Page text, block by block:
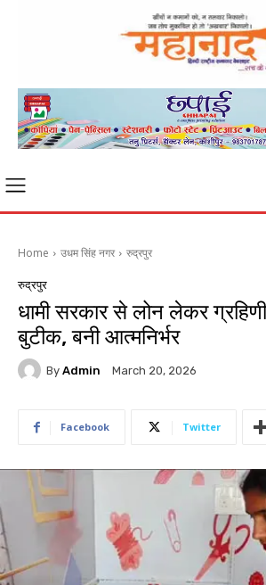
Home उधम सिंह नगर रुद्रपुर
रुद्रपुर
धामी सरकार से लोन लेकर
बुटीक, बनी आत्मनिर्भर
By Admin March 20, 2026
Facebook Twitter